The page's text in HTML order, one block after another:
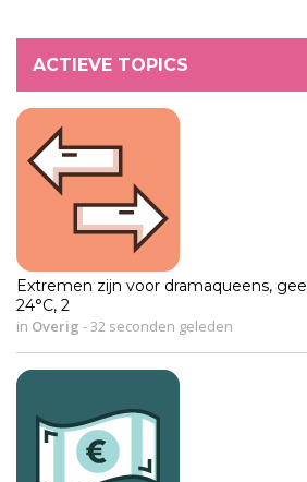
ACTIEVE TOPICS
Extremen zijn voor dramaqueens,
24°C, 2
in Overig - 32 seconden geleden